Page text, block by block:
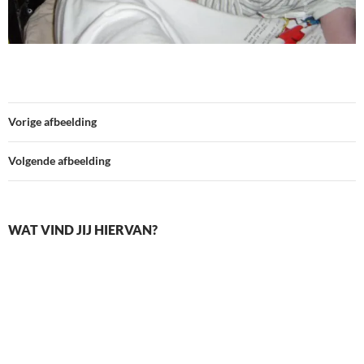
Vorige afbeelding
Volgende afbeelding
WAT VIND JIJ HIERVAN?